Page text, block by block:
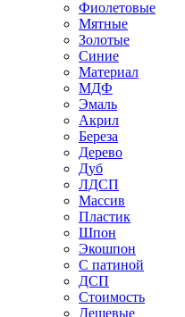
Фиолетовые
Мятные
Золотые
Синие
Материал
МДФ
Эмаль
Акрил
Береза
Дерево
Дуб
ЛДСП
Массив
Пластик
Шпон
Экошпон
С патиной
ДСП
Стоимость
Дешевые